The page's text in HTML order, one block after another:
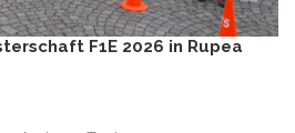
F1E 2026 in Rupea